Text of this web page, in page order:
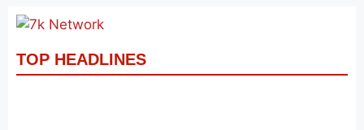
TOP HEADLINES